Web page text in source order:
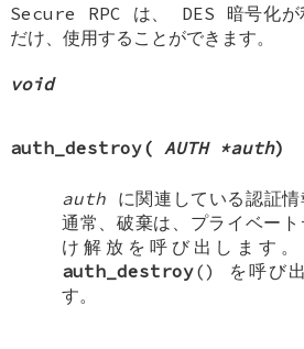
Secure RPC は、 DES 暗号化が
だけ、使用することができます。
void
auth_destroy(AUTH *auth)
authに関連している認証情
通常、破棄は、プライベー
け解放を呼び出します
auth_destroy() を呼び出
す。